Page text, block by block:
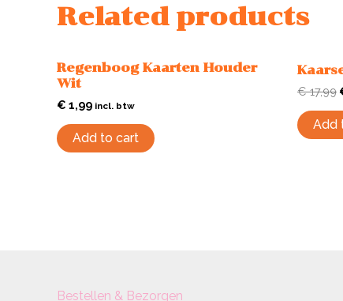
Related products
Regenboog Kaarten Houder
Wit
€ 1,99 incl. btw
Add to cart
€17,99
Add
Bestellen & Bezorgen